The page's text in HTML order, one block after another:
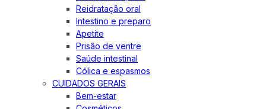
Reidratação oral
Intestino e preparo
Apetite
Prisão de ventre
Saúde intestinal
Cólica e espasmos
CUIDADOS GERAIS
Bem-estar